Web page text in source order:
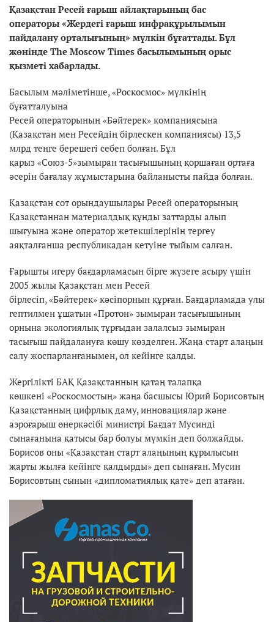
Қазақстан Ресей ғарыш айлақтарының бас
операторы «Жердегі ғарыш инфрақұрылымын
пайдалану орталығының» мүлкін бұғаттады. Бұл
жөнінде The Moscow Times басылымының орыс
қызметі хабарлады.
Басылым мәліметінше, «Роскосмос» мүлкінің
бұғатталуына
Ресей операторының «Бәйтерек» компаниясына
(Қазақстан мен Ресейдің бірлескен компаниясы) 13,5
млрд теңге берешегі себеп болған. Бұл
қарыз «Союз-5»зымыран тасығышының қоршаған ортаға
әсерін бағалау жұмыстарына байланысты пайда болған.
Қазақстан сот орындаушылары Ресей операторының
Қазақстаннан материалдық құнды заттарды алып
шығуына және оператор жетекшілерінің тергеу
аяқталғанша республикадан кетуіне тыйым салған.
Ғарышты игеру бағдарламасын бірге жүзеге асыру үшін
2005 жылы Қазақстан мен Ресей
бірлесіп, «Бәйтерек» кәсіпорнын құрған. Бағдарламада улы
гептилмен ұшатын «Протон» зымыран тасығышының
орнына экологиялық тұрғыдан залалсыз зымыран
тасығыш пайдалануға көшу көзделген. Жаңа старт алаңын
салу жоспарланғанымен, ол кейінге қалды.
Жергілікті БАҚ Қазақстанның қатаң талапқа
көшкені «Роскосмостың» жаңа басшысы Юрий Борисовтың
Қазақстанның цифрлық даму, инновациялар және
аэроғарыш өнеркәсібі министрі Бағдат Мусинді
сынағанына қатысы бар болуы мүмкін деп болжайды.
Борисов оны «Қазақстан старт алаңының құрылысын
жарты жылға кейінге қалдырды» деп сынаған. Мусин
Борисовтың сынын «дипломатиялық қате» деп атаған.